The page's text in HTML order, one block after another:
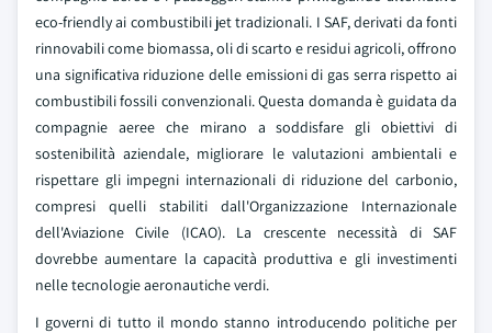
eco-friendly ai combustibili jet tradizionali. I SAF, derivati da fonti
rinnovabili come biomassa, oli di scarto e residui agricoli, offrono
una significativa riduzione delle emissioni di gas serra rispetto ai
combustibili fossili convenzionali. Questa domanda è guidata da
compagnie aeree che mirano a soddisfare gli obiettivi di
sostenibilità aziendale, migliorare le valutazioni ambientali e
rispettare gli impegni internazionali di riduzione del carbonio,
compresi quelli stabiliti dall'Organizzazione Internazionale
dell'Aviazione Civile (ICAO). La crescente necessità di SAF
dovrebbe aumentare la capacità produttiva e gli investimenti
nelle tecnologie aeronautiche verdi.
I governi di tutto il mondo stanno introducendo politiche per